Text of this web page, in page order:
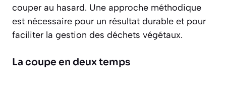
couper au hasard. Une approche méthodique
est nécessaire pour un résultat durable et pour
faciliter la gestion des déchets végétaux.
La coupe en deux temps